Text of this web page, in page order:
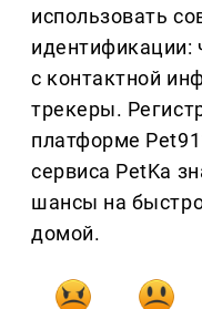
использовать
идентификации:
с контактной
трекеры.
платформе
сервиса PetKa
шансы на
домой.